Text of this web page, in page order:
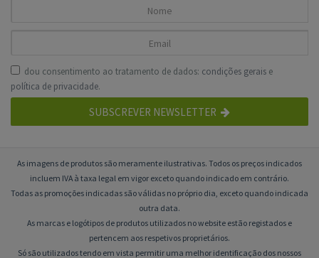
dou consentimento ao tratamento de dados: condições gerais e
política de privacidade.
SUBSCREVER NEWSLETTER
As imagens de produtos são meramente ilustrativas. Todos os preços indicados
incluem IVA à taxa legal em vigor exceto quando indicado em contrário.
Todas as promoções indicadas são válidas no próprio dia, exceto quando indicada
outra data.
As marcas e logótipos de produtos utilizados no website estão registados e
pertencem aos respetivos proprietários.
Só são utilizados tendo em vista permitir uma melhor identificação dos nossos